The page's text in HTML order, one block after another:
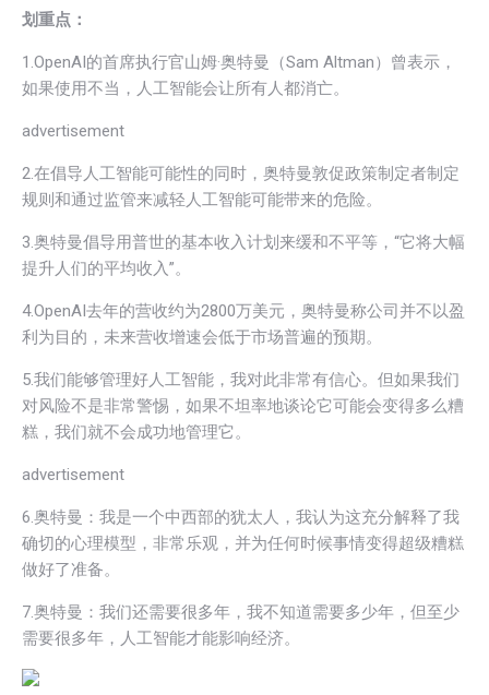
划重点：
1.OpenAI的首席执行官山姆·奥特曼（Sam Altman）曾表示，
如果使用不当，人工智能会让所有人都消亡。
advertisement
2.在倡导人工智能可能性的同时，奥特曼敦促政策制定者制定
规则和通过监管来减轻人工智能可能带来的危险。
3.奥特曼倡导用普世的基本收入计划来缓和不平等，“它将大幅
提升人们的平均收入”。
4.OpenAI去年的营收约为2800万美元，奥特曼称公司并不以盈
利为目的，未来营收增速会低于市场普遍的预期。
5.我们能够管理好人工智能，我对此非常有信心。但如果我们
对风险不是非常警惕，如果不坦率地谈论它可能会变得多么糟
糕，我们就不会成功地管理它。
advertisement
6.奥特曼：我是一个中西部的犹太人，我认为这充分解释了我
确切的心理模型，非常乐观，并为任何时候事情变得超级糟糕
做好了准备。
7.奥特曼：我们还需要很多年，我不知道需要多少年，但至少
需要很多年，人工智能才能影响经济。